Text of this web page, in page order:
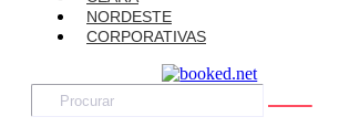
NORDESTE
CORPORATIVAS